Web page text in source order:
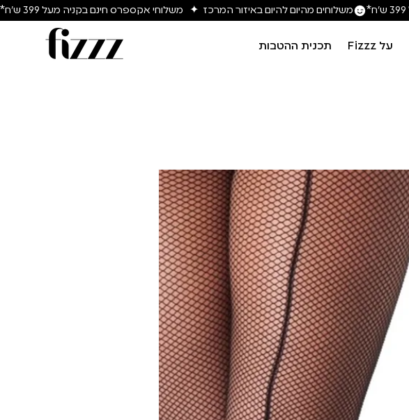
משלוחים מהיום להיום באיזור המרכז  ✦   משלוחי אקספרס חינם בקניה מעל 399 ש״ח*
על Fizzz תכנית ההטבות